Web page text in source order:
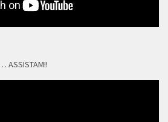
ASSISTAM!!